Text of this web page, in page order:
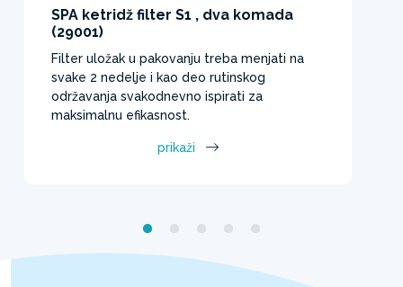
SPA ketridž filter S1 , dva komada
(29001)
Filter uložak u pakovanju treba menjati na
svake 2 nedelje i kao deo rutinskog
održavanja svakodnevno ispirati za
maksimalnu efikasnost.
prikaži